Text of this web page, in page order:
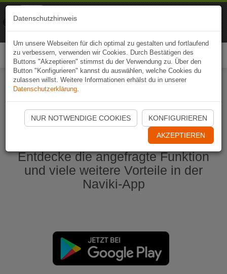
Naviki App jetzt öffnen
Entdecke die angefragte Funktion
und viele weitere Vorteile in der
Naviki-App
Datenschutzhinweis
Um unsere Webseiten für dich optimal zu gestalten und fortlaufend
zu verbessern, verwenden wir Cookies. Durch Bestätigen des
Buttons "Akzeptieren" stimmst du der Verwendung zu. Über den
Button "Konfigurieren" kannst du auswählen, welche Cookies du
zulassen willst. Weitere Informationen erhälst du in unserer
Datenschutzerklärung.
NUR NOTWENDIGE COOKIES KONFIGURIEREN
AKZEPTIEREN
Naviki